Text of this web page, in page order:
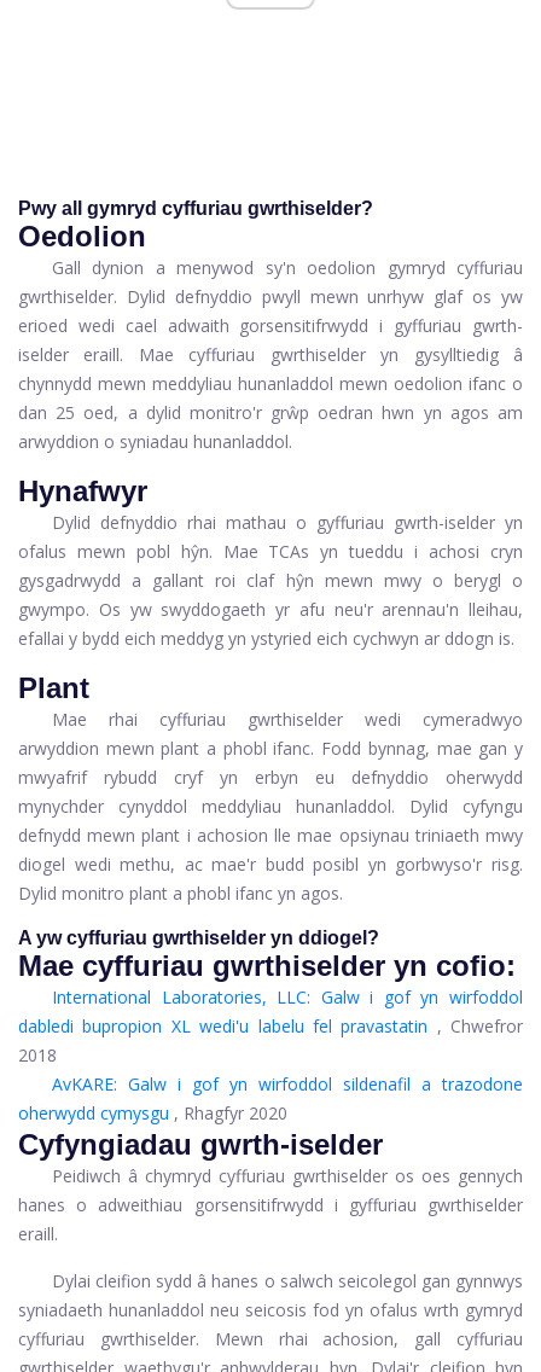
Pwy all gymryd cyffuriau gwrthiselder?
Oedolion
Gall dynion a menywod sy'n oedolion gymryd cyffuriau
gwrthiselder. Dylid defnyddio pwyll mewn unrhyw glaf os yw
erioed wedi cael adwaith gorsensitifrwydd i gyffuriau gwrth-
iselder eraill. Mae cyffuriau gwrthiselder yn gysylltiedig â
chynnydd mewn meddyliau hunanladdol mewn oedolion ifanc o
dan 25 oed, a dylid monitro'r grŵp oedran hwn yn agos am
arwyddion o syniadau hunanladdol.
Hynafwyr
Dylid defnyddio rhai mathau o gyffuriau gwrth-iselder yn
ofalus mewn pobl hŷn. Mae TCAs yn tueddu i achosi cryn
gysgadrwydd a gallant roi claf hŷn mewn mwy o berygl o
gwympo. Os yw swyddogaeth yr afu neu'r arennau'n lleihau,
efallai y bydd eich meddyg yn ystyried eich cychwyn ar ddogn is.
Plant
Mae rhai cyffuriau gwrthiselder wedi cymeradwyo
arwyddion mewn plant a phobl ifanc. Fodd bynnag, mae gan y
mwyafrif rybudd cryf yn erbyn eu defnyddio oherwydd
mynychder cynyddol meddyliau hunanladdol. Dylid cyfyngu
defnydd mewn plant i achosion lle mae opsiynau triniaeth mwy
diogel wedi methu, ac mae'r budd posibl yn gorbwyso'r risg.
Dylid monitro plant a phobl ifanc yn agos.
A yw cyffuriau gwrthiselder yn ddiogel?
Mae cyffuriau gwrthiselder yn cofio:
International Laboratories, LLC: Galw i gof yn wirfoddol
dabledi bupropion XL wedi'u labelu fel pravastatin , Chwefror
2018
AvKARE: Galw i gof yn wirfoddol sildenafil a trazodone
oherwydd cymysgu , Rhagfyr 2020
Cyfyngiadau gwrth-iselder
Peidiwch â chymryd cyffuriau gwrthiselder os oes gennych
hanes o adweithiau gorsensitifrwydd i gyffuriau gwrthiselder
eraill.
Dylai cleifion sydd â hanes o salwch seicolegol gan gynnwys
syniadaeth hunanladdol neu seicosis fod yn ofalus wrth gymryd
cyffuriau gwrthiselder. Mewn rhai achosion, gall cyffuriau